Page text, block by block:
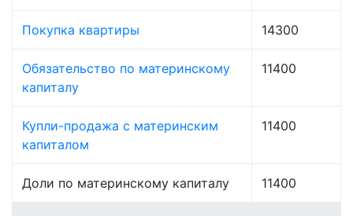
Покупка квартиры 14300
Обязательство по материнскому
капиталу
11400
Купли-продажа с материнским
капиталом
11400
Доли по материнскому капиталу 11400